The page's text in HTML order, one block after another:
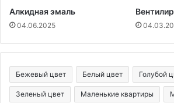
Алкидная эмаль
04.06.2025
Бежевый цвет Белый цвет Голубой
Зеленый цвет Маленькие квартиры